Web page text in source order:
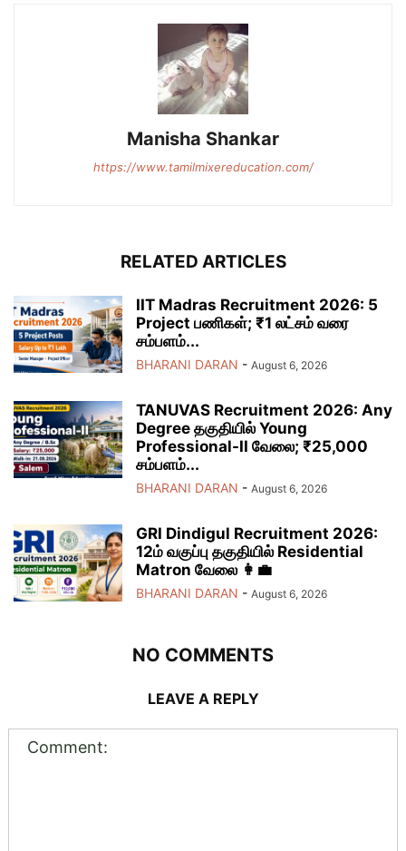
Manisha Shankar
https://www.tamilmixereducation.com/
RELATED ARTICLES
IIT Madras Recruitment 2026: 5
Project பணிகள்; ₹1 லட்சம் வரை
சம்பளம்...
BHARANI DARAN - August 6, 2026
TANUVAS Recruitment 2026: Any
Degree தகுதியில் Young
Professional-II வேலை; ₹25,000
சம்பளம்...
BHARANI DARAN - August 6, 2026
GRI Dindigul Recruitment 2026:
12ம் வகுப்பு தகுதியில் Residential
Matron வேலை 👩‍💼
BHARANI DARAN - August 6, 2026
NO COMMENTS
LEAVE A REPLY